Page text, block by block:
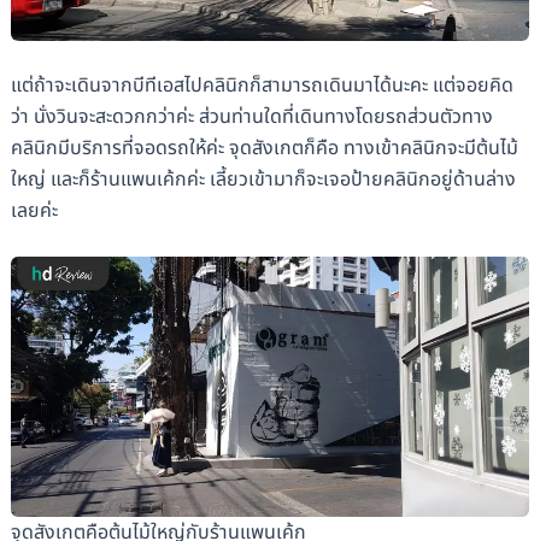
แต่ถ้าจะเดินจากบีทีเอสไปคลินิกก็สามารถเดินมาได้นะคะ แต่จอยคิด
ว่า นั่งวินจะสะดวกกว่าค่ะ ส่วนท่านใดที่เดินทางโดยรถส่วนตัวทาง
คลินิกมีบริการที่จอดรถให้ค่ะ จุดสังเกตก็คือ ทางเข้าคลินิกจะมีต้นไม้
ใหญ่ และก็ร้านแพนเค้กค่ะ เลี้ยวเข้ามาก็จะเจอป้ายคลินิกอยู่ด้านล่าง
เลยค่ะ
จุดสังเกตคือต้นไม้ใหญ่กับร้านแพนเค้ก